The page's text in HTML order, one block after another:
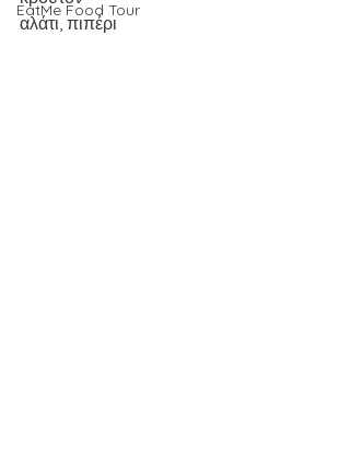
EatMe Food Tour
αλάτι, πιπέρι